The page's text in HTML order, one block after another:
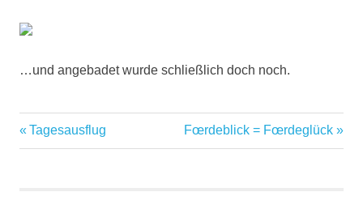
…und angebadet wurde schließlich doch noch.
Beitragsnavigation
Vorheriger
Beitrag:
Tagesausflug
Nächster
Beitrag:
Fœrdeblick = Fœrdeglück